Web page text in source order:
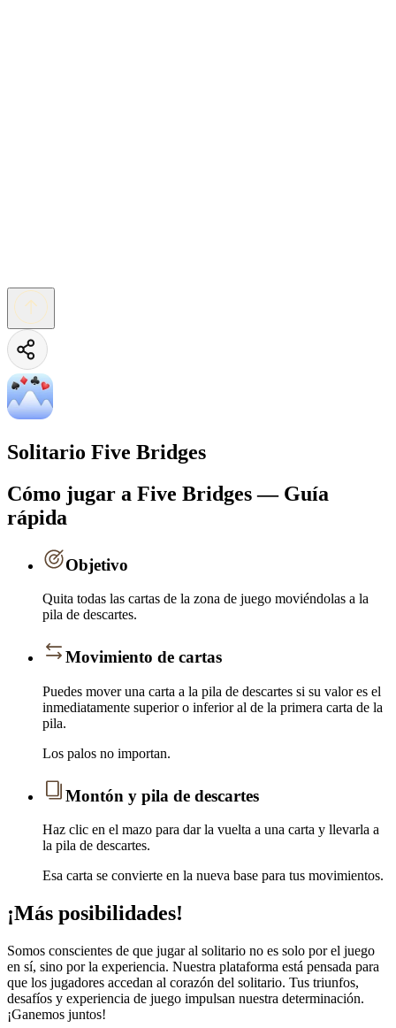
Solitario Five Bridges
Cómo jugar a Five Bridges — Guía
rápida
Objetivo
Quita todas las cartas de la zona de juego moviéndolas a la
pila de descartes.
Movimiento de cartas
Puedes mover una carta a la pila de descartes si su valor es el
inmediatamente superior o inferior al de la primera carta de la
pila.
Los palos no importan.
Montón y pila de descartes
Haz clic en el mazo para dar la vuelta a una carta y llevarla a
la pila de descartes.
Esa carta se convierte en la nueva base para tus movimientos.
¡Más posibilidades!
Somos conscientes de que jugar al solitario no es solo por el juego
en sí, sino por la experiencia. Nuestra plataforma está pensada para
que los jugadores accedan al corazón del solitario. Tus triunfos,
desafíos y experiencia de juego impulsan nuestra determinación.
¡Ganemos juntos!